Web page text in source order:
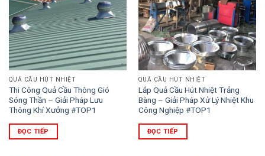
QUẢ CẦU HÚT NHIỆT
Thi Công Quả Cầu Thông Gió
Sóng Thần – Giải Pháp Lưu
Thông Khí Xưởng #TOP1
ĐỌC TIẾP
QUẢ CẦU HÚT NHIỆT
Lắp Quả Cầu Hút Nhiệt Trảng
Bàng – Giải Pháp Xử Lý Nhiệt Khu
Công Nghiệp #TOP1
ĐỌC TIẾP